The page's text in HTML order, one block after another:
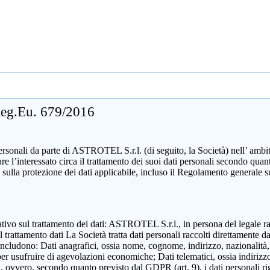
679/2016
da parte di ASTROTEL S.r.l. (di seguito, la Società) nell’
l’interessato circa il trattamento dei suoi dati personali secondo
protezione dei dati applicabile, incluso il Regolamento
sul trattamento dei dati: ASTROTEL S.r.l., in persona del
dati La Società tratta dati personali raccolti direttamente
Dati anagrafici, ossia nome, cognome, indirizzo,
usufruire di agevolazioni economiche; Dati telematici, ossia
secondo quanto previsto dal GDPR (art. 9), i dati personali